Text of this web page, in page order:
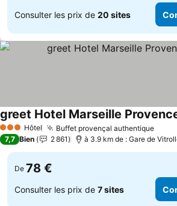
Consulter les prix de 20 sites
3 ÉtoilesHôtel Buffet provençal authentique
greet Hotel Marseille
7,7 Bien 2 861 à 3.9 km de : Gare de
De 78 €
Consulter les prix de 7 sites